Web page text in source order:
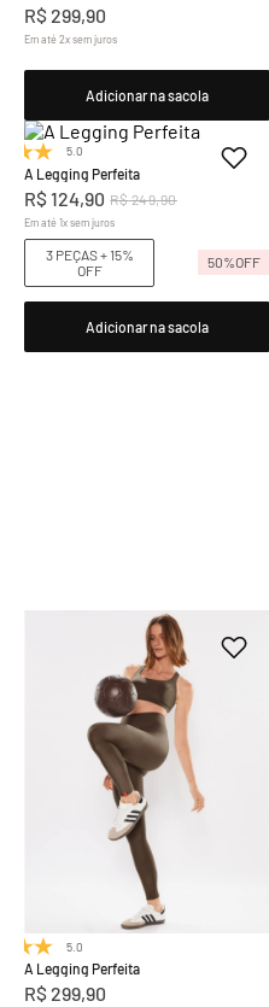
R$299,90
Em até2xsem juros
Adicionar na sacola
5.0
A Legging Perfeita
R$124,90 R$249,90
Em até1xsem juros
3 PEÇAS + 15%
OFF
50%OFF
Adicionar na sacola
5.0
A Legging Perfeita
R$299,90